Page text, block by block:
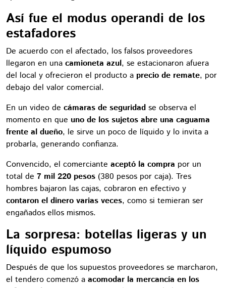
Así fue el modus operandi de los
estafadores
De acuerdo con el afectado, los falsos proveedores
llegaron en una camioneta azul, se estacionaron afuera
del local y ofrecieron el producto a precio de remate, por
debajo del valor comercial.
En un video de cámaras de seguridad se observa el
momento en que uno de los sujetos abre una caguama
frente al dueño, le sirve un poco de líquido y lo invita a
probarla, generando confianza.
Convencido, el comerciante aceptó la compra por un
total de 7 mil 220 pesos (380 pesos por caja). Tres
hombres bajaron las cajas, cobraron en efectivo y
contaron el dinero varias veces, como si temieran ser
engañados ellos mismos.
La sorpresa: botellas ligeras y un
líquido espumoso
Después de que los supuestos proveedores se marcharon,
el tendero comenzó a acomodar la mercancía en los